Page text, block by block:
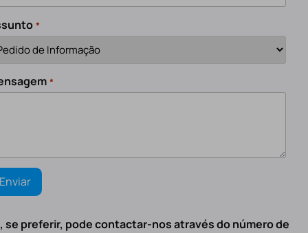
*
*
se preferir, pode contactar-nos através do número de